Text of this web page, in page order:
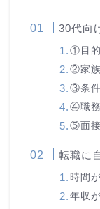
30代向
①目的
②家族
③条件
④職
⑤面
転職に
時間
年収